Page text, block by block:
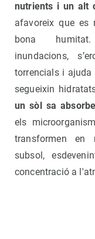
nutrients i un alt
afavoreix que es
bona
inundacions,
torrencials i
segueixin
un sòl sa
els
transformen en
subsol,
concentració a